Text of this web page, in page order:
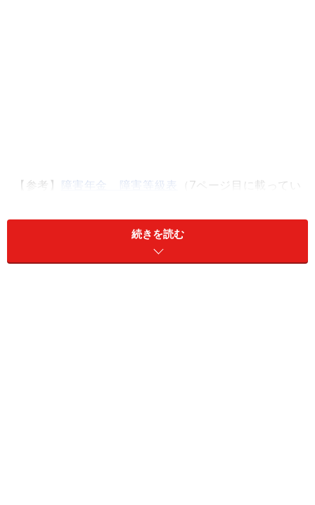
【参考】 障害年金 障害等級表
（7ページ目に載ってい
しかし、一方で実際の判断の基準は、「常時介護が必要
な状態（1級）」、「日常生活に著しい支障が生じる状
続きを読む